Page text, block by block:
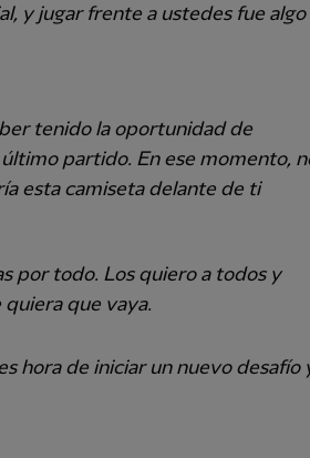
y jugar frente a ustedes fue algo
tenido la oportunidad de
partido. En ese momento,
esta camiseta delante de ti
por todo. Los quiero a todos y
que vaya.
hora de iniciar un nuevo desafío